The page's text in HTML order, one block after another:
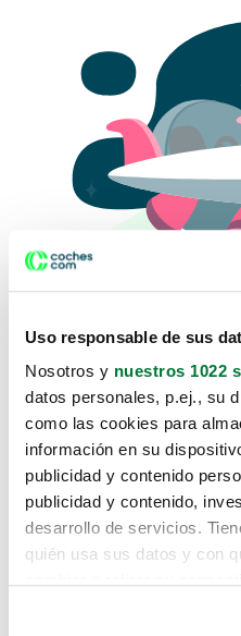
Uso responsable de sus
Nosotros y nuestros 1022
datos personales, p.ej., su
como las cookies para
información en su
publicidad y contenido
publicidad y contenido,
desarrollo de servicios.
quién usa sus datos y con
Lo sentimos, no
te hemos
Pero puedes encontrar
buscando en alguno de